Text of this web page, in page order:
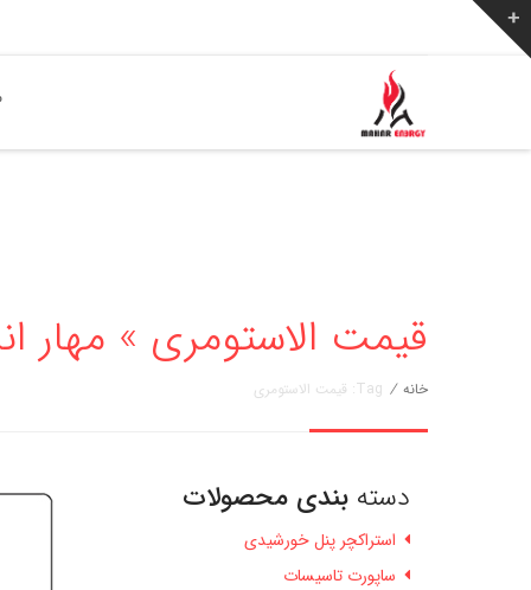
قیمت الاستومری » مهار انرژی
خانه / Tag: قیمت الاستومری
دسته بندی محصولات
استراکچر پنل خورشیدی
ساپورت تاسیسات